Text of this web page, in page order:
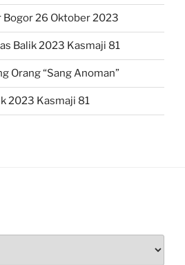
Bogor 26 Oktober 2023
Balik 2023 Kasmaji 81
Orang “Sang Anoman”
2023 Kasmaji 81